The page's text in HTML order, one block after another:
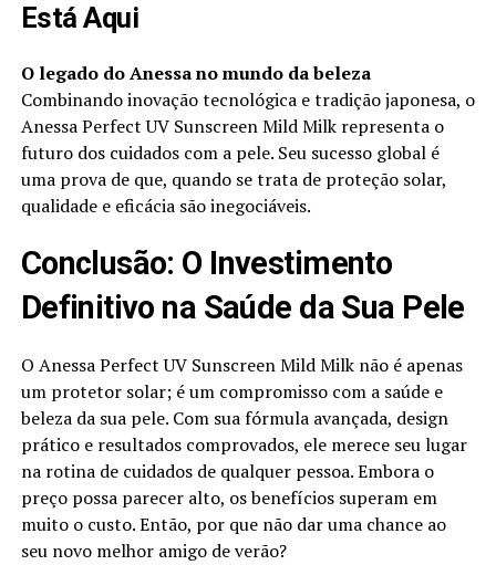
Está Aqui
O legado do Anessa no mundo da beleza
Combinando inovação tecnológica e tradição japonesa, o
Anessa Perfect UV Sunscreen Mild Milk representa o
futuro dos cuidados com a pele. Seu sucesso global é
uma prova de que, quando se trata de proteção solar,
qualidade e eficácia são inegociáveis.
Conclusão: O Investimento
Definitivo na Saúde da Sua Pele
O Anessa Perfect UV Sunscreen Mild Milk não é apenas
um protetor solar; é um compromisso com a saúde e
beleza da sua pele. Com sua fórmula avançada, design
prático e resultados comprovados, ele merece seu lugar
na rotina de cuidados de qualquer pessoa. Embora o
preço possa parecer alto, os benefícios superam em
muito o custo. Então, por que não dar uma chance ao
seu novo melhor amigo de verão?